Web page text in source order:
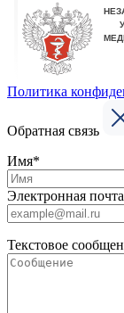
Политика
Обратная связь
Имя*
Электронная
Текстовое